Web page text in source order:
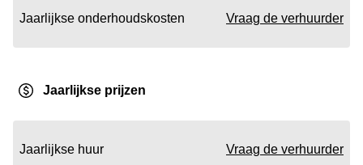
Jaarlijkse onderhoudskosten Vraag de verhuurder
Jaarlijkse prijzen
Jaarlijkse huur Vraag de verhuurder